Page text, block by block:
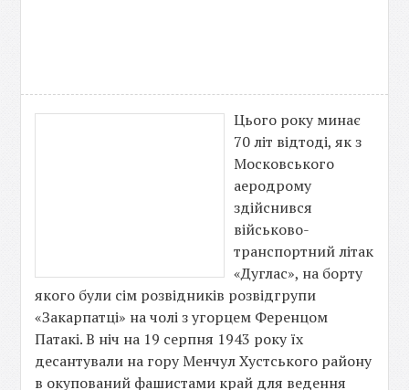
Цього року минає
70 літ відтоді, як з
Московського
аеродрому
здійснився
військово-
транспортний літак
«Дуглас», на борту
якого були сім розвідників розвідгрупи
«Закарпатці» на чолі з угорцем Ференцом
Патакі. В ніч на 19 серпня 1943 року їх
десантували на гору Менчул Хустського району
в окупований фашистами край для ведення